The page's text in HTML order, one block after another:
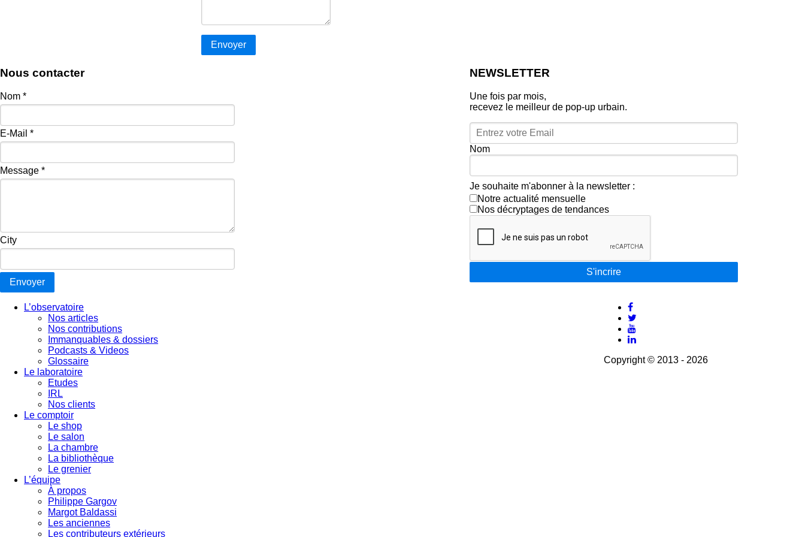
Nous contacter
Nom *
E-Mail *
Message *
City
Envoyer
NEWSLETTER
Une fois par mois,
recevez le meilleur de pop‑up urbain.
Nom
Je souhaite m'abonner à la newsletter :
Notre actualité mensuelle
Nos décryptages de tendances
S'incrire
L’observatoire
Nos articles
Nos contributions
Immanquables & dossiers
Podcasts & Videos
Glossaire
Le laboratoire
Etudes
IRL
Nos clients
Le comptoir
Le shop
Le salon
La chambre
La bibliothèque
Le grenier
L’équipe
À propos
Philippe Gargov
Margot Baldassi
Les anciennes
Les contributeurs extérieurs
Copyright © 2013 - 2026